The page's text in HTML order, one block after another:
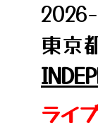
東京
ライ